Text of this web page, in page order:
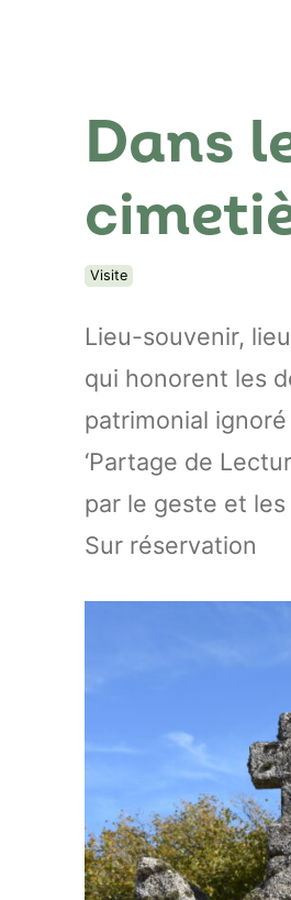
Dans
Visite
Lieu-souvenir,
qui honorent les
patrimonial
‘Partage de
par le geste et les
Sur réservation